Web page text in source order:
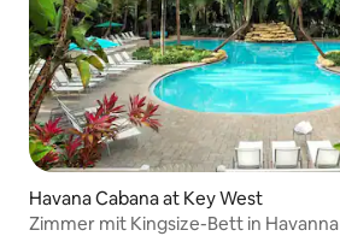
Havana Cabana at Key West
Zimmer mit Kingsize-Bett in Havanna